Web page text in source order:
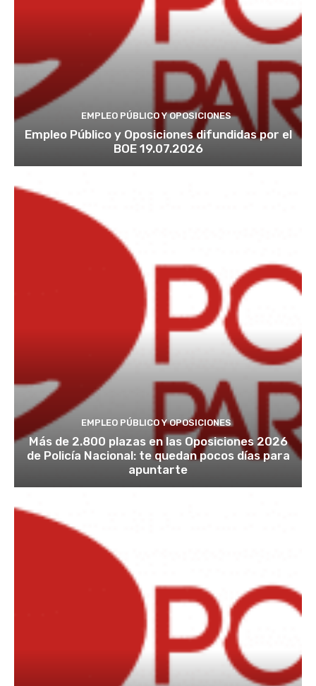
EMPLEO PÚBLICO Y OPOSICIONES
Empleo Público y Oposiciones difundidas por el
BOE 19.07.2026
EMPLEO PÚBLICO Y OPOSICIONES
Más de 2.800 plazas en las Oposiciones 2026
de Policía Nacional: te quedan pocos días para
apuntarte